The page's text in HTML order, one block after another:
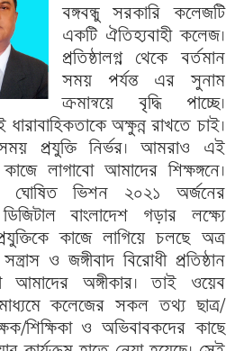
বঙ্গবন্ধু সরকারি কলেজটি
একটি ঐতিহ্যবাহী কলেজ।
প্রতিষ্ঠালগ্ন থেকে বর্তমান
সময় পর্যন্ত এর সুনাম
ক্রমান্বয়ে বৃদ্ধি পাচ্ছে।
অক্ষুন্ন রাখতে চাই।
প্রযুক্তি নির্ভর। আমরাও এই
কাজে লাগাবো আমাদের শিক্ষঙ্গনে।
ঘোষিত ভিশন ২০২১ অর্জনের
বাংলাদেশ গড়ার লক্ষ্যে
কাজে লাগিয়ে চলছে অত্র
সন্ত্রাস ও জঙ্গীবাদ বিরোধী প্রতিষ্ঠান
আমাদের অঙ্গীকার। তাই ওয়েব
কলেজের সকল তথ্য ছাত্র/
শিক্ষিকা ও অভিবাবকদের কাছে